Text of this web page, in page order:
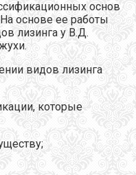
основ
основе ее работы
лизинга у В.Д.
видов лизинга
которые